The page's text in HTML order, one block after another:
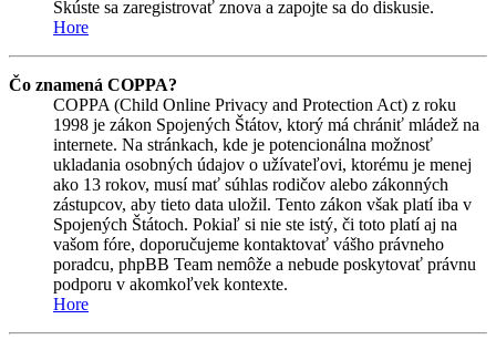
Skúste sa zaregistrovať znova a zapojte sa do diskusie.
Hore
Čo znamená COPPA?
COPPA (Child Online Privacy and Protection Act) z roku
1998 je zákon Spojených Štátov, ktorý má chrániť mládež na
internete. Na stránkach, kde je potencionálna možnosť
ukladania osobných údajov o užívateľovi, ktorému je menej
ako 13 rokov, musí mať súhlas rodičov alebo zákonných
zástupcov, aby tieto data uložil. Tento zákon však platí iba v
Spojených Štátoch. Pokiaľ si nie ste istý, či toto platí aj na
vašom fóre, doporučujeme kontaktovať vášho právneho
poradcu, phpBB Team nemôže a nebude poskytovať právnu
podporu v akomkoľvek kontexte.
Hore